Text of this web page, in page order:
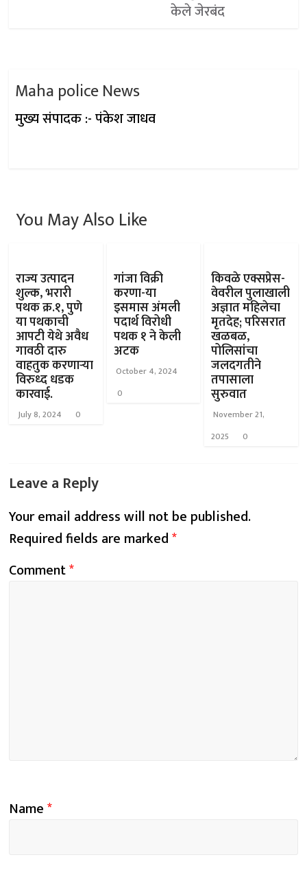
केले जेरबंद
Maha police News
मुख्य संपादक :- पंकेश जाधव
You May Also Like
राज्य उत्पादन
शुल्क, भरारी
पथक क्र.१, पुणे
या पथकाची
आपटी येथे अवैध
गावठी दारु
वाहतुक करणाऱ्या
विरुध्द धडक
कारवाई.
July 8, 2024 0
गांजा विक्री
करणा-या
इसमास अंमली
पदार्थ विरोधी
पथक १ ने केली
अटक
October 4, 2024
0
किवळे एक्सप्रेस-
वेवरील पुलाखाली
अज्ञात महिलेचा
मृतदेह; परिसरात
खळबळ,
पोलिसांचा
जलदगतीने
तपासाला
सुरुवात
November 21,
2025
0
Leave a Reply
Your email address will not be published.
Required fields are marked*
Comment*
Name*